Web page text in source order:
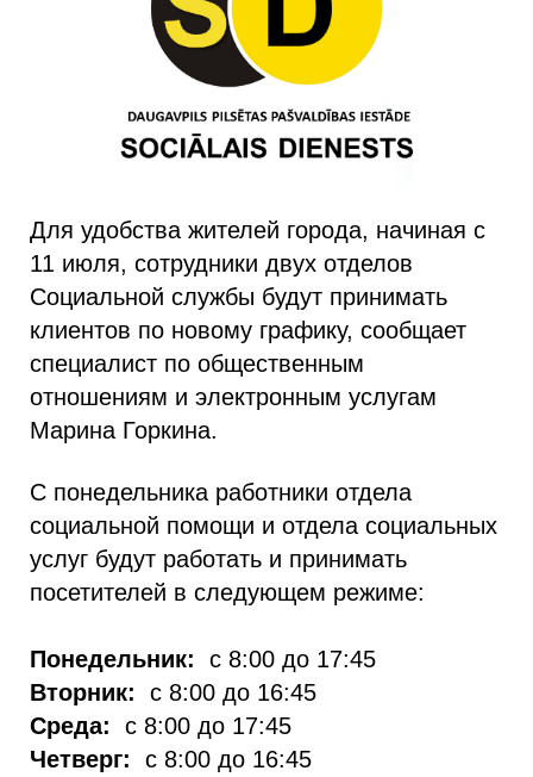
Для удобства жителей города, начиная с
11 июля, сотрудники двух отделов
Социальной службы будут принимать
клиентов по новому графику, сообщает
специалист по общественным
отношениям и электронным услугам
Марина Горкина.
С понедельника работники отдела
социальной помощи и отдела социальных
услуг будут работать и принимать
посетителей в следующем режиме:
Понедельник:
с 8:00 до 17:45
Вторник:
с 8:00 до 16:45
Среда:
с 8:00 до 17:45
Четверг:
с 8:00 до 16:45